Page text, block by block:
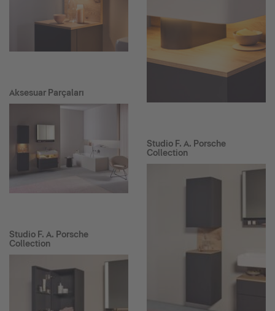
Aksesuar Parçaları
Studio F. A. Porsche
Collection
Studio F. A. Porsche
Collection